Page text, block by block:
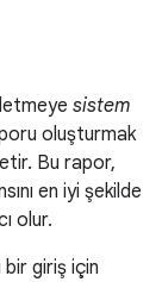
sistem
oluşturmak
Bu rapor,
en iyi şekilde
olur.
giriş için